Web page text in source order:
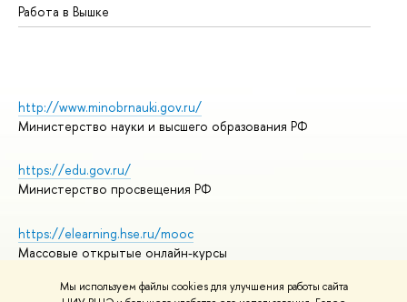
Мы используем файлы cookies для улучшения работы сайта
Работа в Вышке
http://www.minobrnauki.gov.ru/
Министерство науки и высшего образования РФ
https://edu.gov.ru/
Министерство просвещения РФ
https://elearning.hse.ru/mooc
Массовые открытые онлайн-курсы